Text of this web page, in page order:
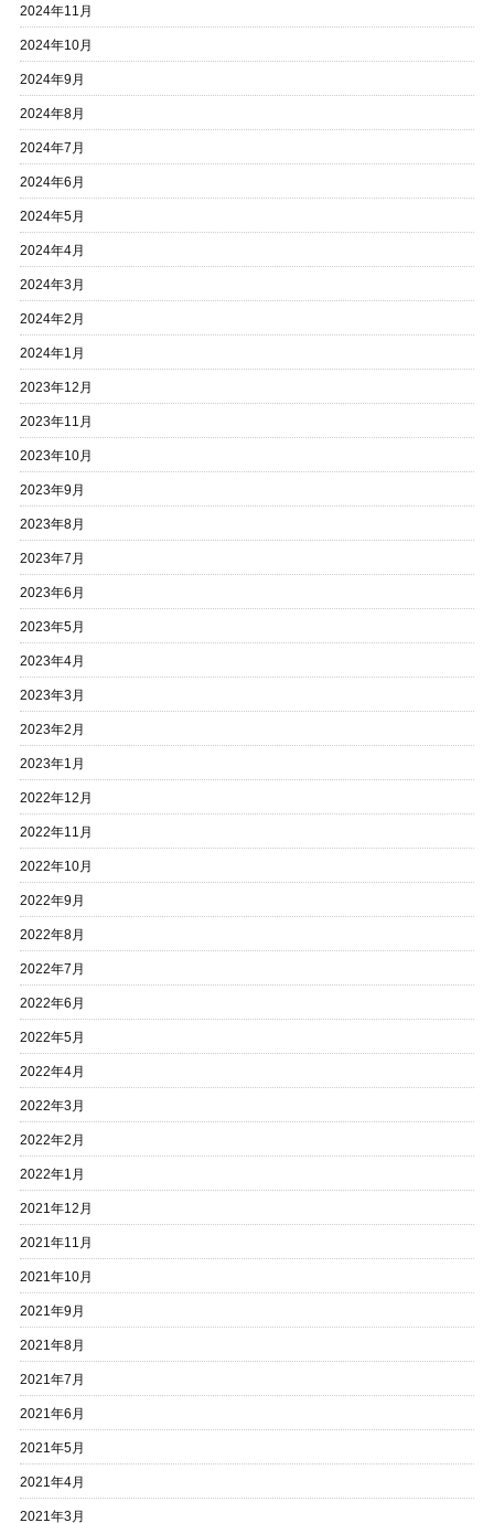
2024年11月
2024年10月
2024年9月
2024年8月
2024年7月
2024年6月
2024年5月
2024年4月
2024年3月
2024年2月
2024年1月
2023年12月
2023年11月
2023年10月
2023年9月
2023年8月
2023年7月
2023年6月
2023年5月
2023年4月
2023年3月
2023年2月
2023年1月
2022年12月
2022年11月
2022年10月
2022年9月
2022年8月
2022年7月
2022年6月
2022年5月
2022年4月
2022年3月
2022年2月
2022年1月
2021年12月
2021年11月
2021年10月
2021年9月
2021年8月
2021年7月
2021年6月
2021年5月
2021年4月
2021年3月